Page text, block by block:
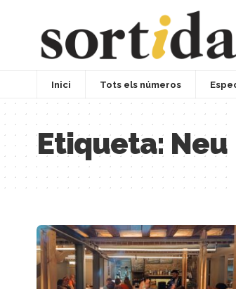
Inici Tots els números
Etiqueta: Neu